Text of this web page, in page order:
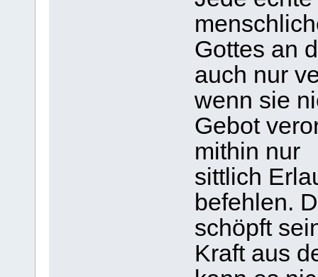
Gottes an
auch nur
wenn sie
Gebot
mithin nur
sittlich
befehlen.
schöpft
Kraft aus